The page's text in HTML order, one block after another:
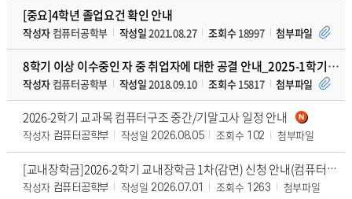
[중요]4학년 졸업요건 확인 안내
작성자 컴퓨터공학부 작성일2021.08.27 조회수18997 첨부파일
8학기 이상 이수중인 자 중 취업자에 대한 공결 안내_2025-1학기부터 온라인 신청
작성자 컴퓨터공학부 작성일2018.09.10 조회수15817 첨부파일
2026-2학기 교과목 컴퓨터구조 중간/기말고사 일정 안내
작성자 컴퓨터공학부 작성일 2026.08.05 조회수 102 첨부파일
[교내장학금]2026-2학기 교내장학금 1차(감면) 신청 안내(컴퓨터공학부 학업우수 학과자율영역 신청 포함, 7/10(금) 17시까지)
작성자 컴퓨터공학부 작성일 2026.07.01 조회수 1263 첨부파일